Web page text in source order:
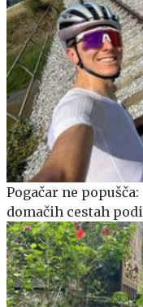
Pogačar ne
domačih cestah